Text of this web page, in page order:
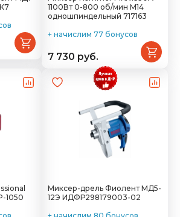
1100Вт 0-800 об/мин М14
одношпиндельный 717163
+ начислим 77 бонусов
7 730 руб.
1050
Миксер-дрель Фиолент МД5-
12Э ИДФР298179003-02